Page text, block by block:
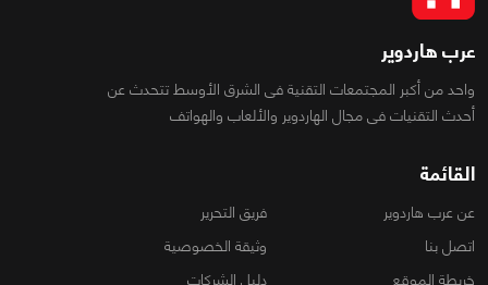
عرب هاردوير
واحد من أكبر المجتمعات التقنية فى الشرق الأوسط تتحدث عن
أحدث التقنيات فى مجال الهاردوير والألعاب والهواتف
القائمة
عن عرب هاردوير
فريق التحرير
اتصل بنا
وثيقة الخصوصية
خريطة الموقع
دليل الشركات